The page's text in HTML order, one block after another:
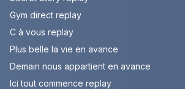
Gym direct replay
C à vous replay
Plus belle la vie en avance
Demain nous appartient en avance
Ici tout commence replay